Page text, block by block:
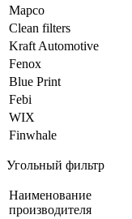
Mapco
Clean filters
Kraft Automotive
Fenox
Blue Print
Febi
WIX
Finwhale
Угольный фильтр
Наименование
производителя